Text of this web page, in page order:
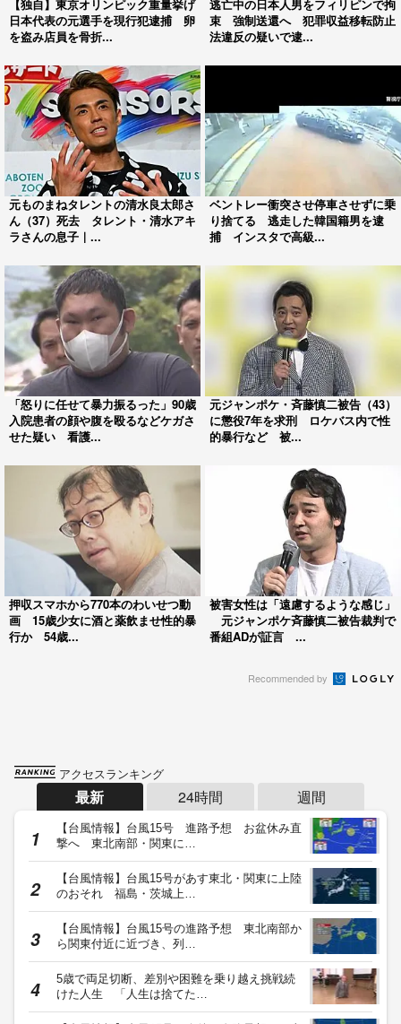
【独自】東京オリンピック重量挙げ
日本代表の元選手を現行犯逮捕 卵
を盗み店員を骨折...
逃亡中の日本人男をフィリピンで拘
束 強制送還へ 犯罪収益移転防止
法違反の疑いで逮...
元ものまねタレントの清水良太郎さ
ん（37）死去 タレント・清水アキ
ラさんの息子｜...
ベントレー衝突させ停車させずに乗
り捨てる 逃走した韓国籍男を逮
捕 インスタで高級...
「怒りに任せて暴力振るった」90歳
入院患者の顔や腹を殴るなどケガさ
せた疑い 看護...
元ジャンポケ・斉藤慎二被告（43）
に懲役7年を求刑 ロケバス内で性
的暴行など 被...
押収スマホから770本のわいせつ動
画 15歳少女に酒と薬飲ませ性的暴
行か 54歳...
被害女性は「遠慮するような感じ」
元ジャンポケ斉藤慎二被告裁判で
番組ADが証言 ...
Recommended by
アクセスランキング
最新 24時間 週間
【台風情報】台風15号 進路予想 お盆休み直
撃へ 東北南部・関東に…
【台風情報】台風15号があす東北・関東に上陸
のおそれ 福島・茨城上…
【台風情報】台風15号の進路予想 東北南部か
ら関東付近に近づき、列…
5歳で両足切断、差別や困難を乗り越え挑戦続
けた人生 「人生は捨てた…